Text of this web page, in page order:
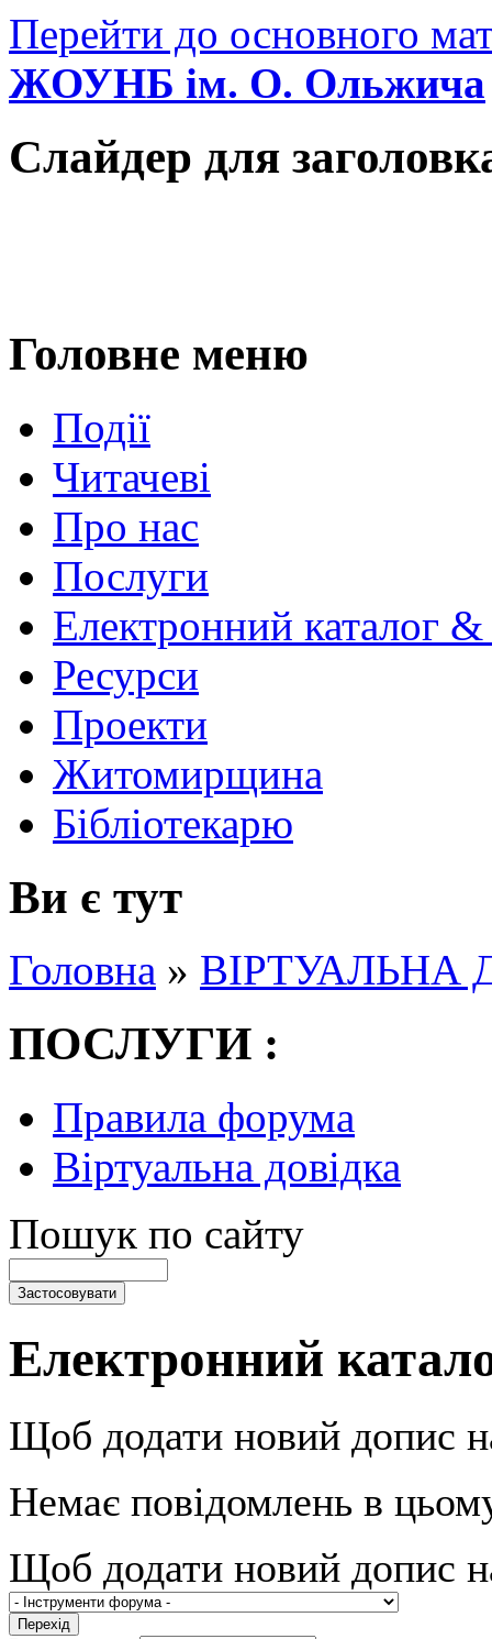
Перейти до основного
ЖОУНБ ім. О. Ольжича
Слайдер для
Головне меню
Події
Читачеві
Про нас
Послуги
Електронний каталог
Ресурси
Проекти
Житомирщина
Бібліотекарю
Ви є тут
Головна » ВІРТУАЛЬНА
ПОСЛУГИ :
Правила форума
Віртуальна довідка
Пошук по сайту
Електронний
Щоб додати новий допис
Немає повідомлень в
Щоб додати новий допис